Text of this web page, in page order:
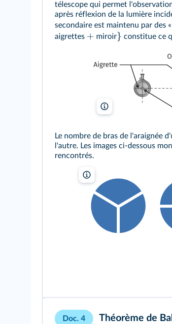
télescope qui permet
après réflexion de la lumière
secondaire est maintenu par des
aigrettes + miroir} constitue ce
Le nombre de bras de l'araignée
l'autre. Les images ci-dessous
rencontrés.
Doc. 4 Théorème de